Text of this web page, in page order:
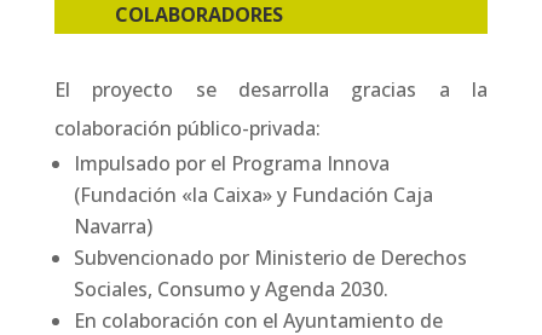
COLABORADORES
El proyecto se desarrolla gracias a la
colaboración público-privada:
Impulsado por el Programa Innova
(Fundación «la Caixa» y Fundación Caja
Navarra)
Subvencionado por Ministerio de Derechos
Sociales, Consumo y Agenda 2030.
En colaboración con el Ayuntamiento de